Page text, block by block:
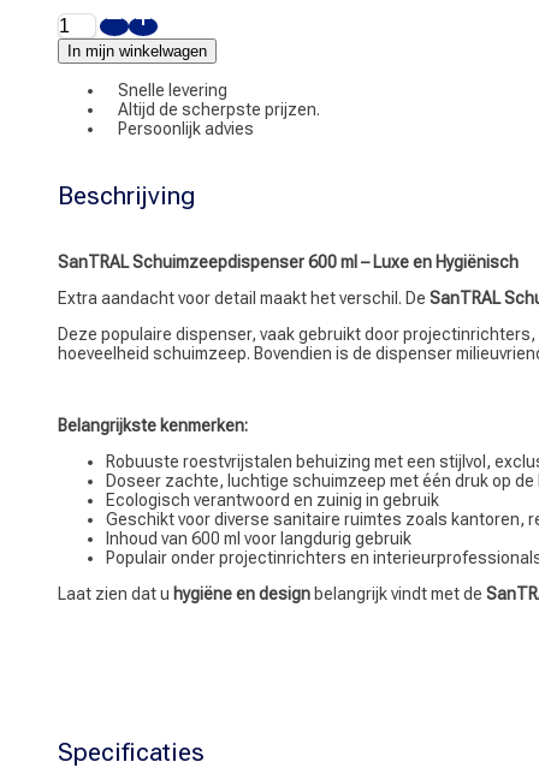
Foamzeepdispenser
600
ml
aantal
In mijn winkelwagen
Snelle levering
Altijd de scherpste prijzen.
Persoonlijk advies
Beschrijving
SanTRAL Schuimzeepdispenser 600 ml – Luxe en Hygiënisch
Extra aandacht voor detail maakt het verschil. De SanTRAL
Deze populaire dispenser, vaak gebruikt door
hoeveelheid schuimzeep. Bovendien is de dispenser
Belangrijkste kenmerken:
Robuuste roestvrijstalen behuizing met een stijlvol,
Doseer zachte, luchtige schuimzeep met één druk op de
Ecologisch verantwoord en zuinig in gebruik
Geschikt voor diverse sanitaire ruimtes zoals kantoren,
Inhoud van 600 ml voor langdurig gebruik
Populair onder projectinrichters en
Laat zien dat u hygiëne en design belangrijk vindt met de
Specificaties